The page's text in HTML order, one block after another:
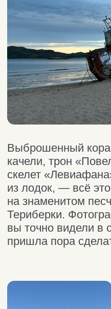
Природный парк
«Териберка»